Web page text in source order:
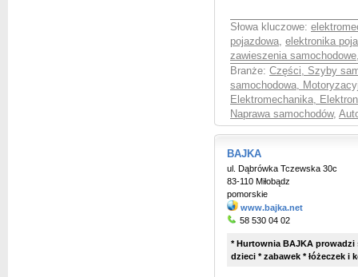
Słowa kluczowe:
pojazdowa, elektronika
zawieszenia samochodowe
Branże: Części, Szyby
samochodowa,
Elektromechanika,
Naprawa samochodów,
BAJKA
ul. Dąbrówka Tczewska 30c
83-110 Miłobądz
pomorskie
www.bajka.net
58 530 04 02
* Hurtownia BAJKA
dzieci * zabawek * łóżeczek i